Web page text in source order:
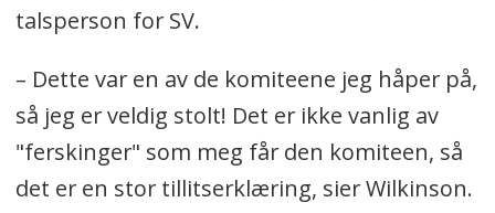
talsperson for SV.
– Dette var en av de komiteene jeg håper på,
så jeg er veldig stolt! Det er ikke vanlig av
"ferskinger" som meg får den komiteen, så
det er en stor tillitserklæring, sier Wilkinson.